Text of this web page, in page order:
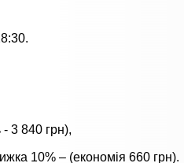
- 3 840 грн),
10% – (економія 660 грн).